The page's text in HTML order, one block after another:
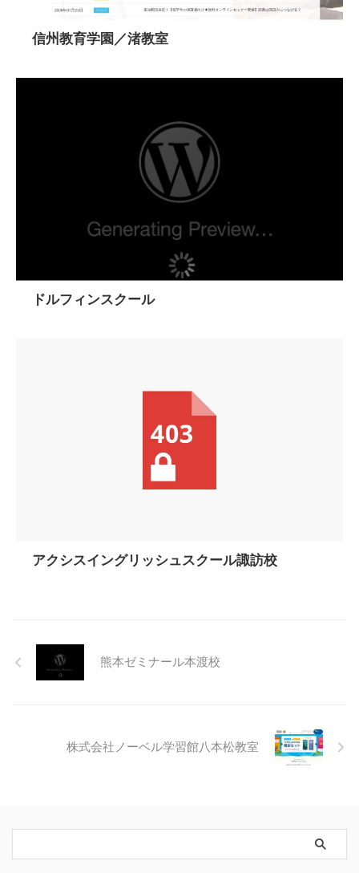
信州教育学園／渚教室
ドルフィンスクール
アクシスイングリッシュスクール諏訪校
熊本ゼミナール本渡校
株式会社ノーベル学習館八本松教室